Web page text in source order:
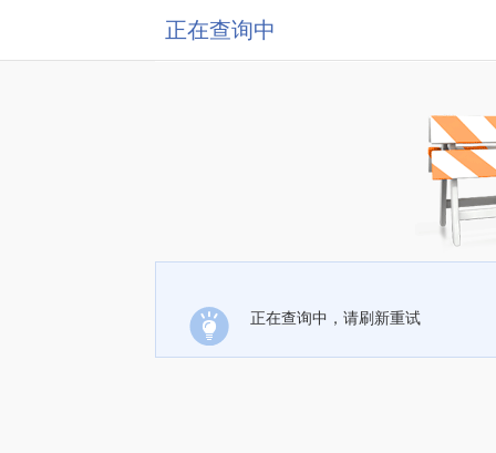
正在查询中
正在查询中，请刷新重试